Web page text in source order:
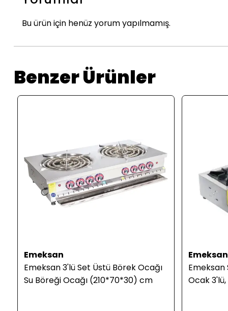
Bu ürün için henüz yorum yapılmamış.
Benzer Ürünler
Emeksan
Emeksan 3'lü Set Üstü Börek Ocağı
Su Böreği Ocağı (210*70*30) cm
Emeksan
Emeksan
Ocak